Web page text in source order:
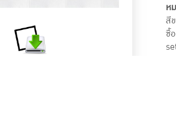
ห
สี
ซื้